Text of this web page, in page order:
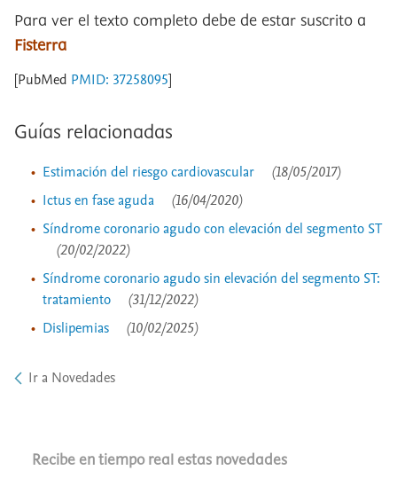
Para ver el texto completo debe de estar suscrito a
Fisterra
[PubMed PMID: 37258095]
Guías relacionadas
Estimación del riesgo cardiovascular
(18/05/2017)
Ictus en fase aguda
(16/04/2020)
Síndrome coronario agudo con elevación del segmento ST
(20/02/2022)
Síndrome coronario agudo sin elevación del segmento ST:
tratamiento
(31/12/2022)
Dislipemias
(10/02/2025)
Ir a Novedades
Recibe en tiempo real estas novedades